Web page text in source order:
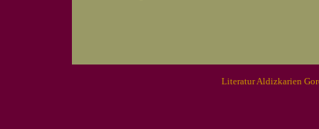
Literatur Aldizkarien